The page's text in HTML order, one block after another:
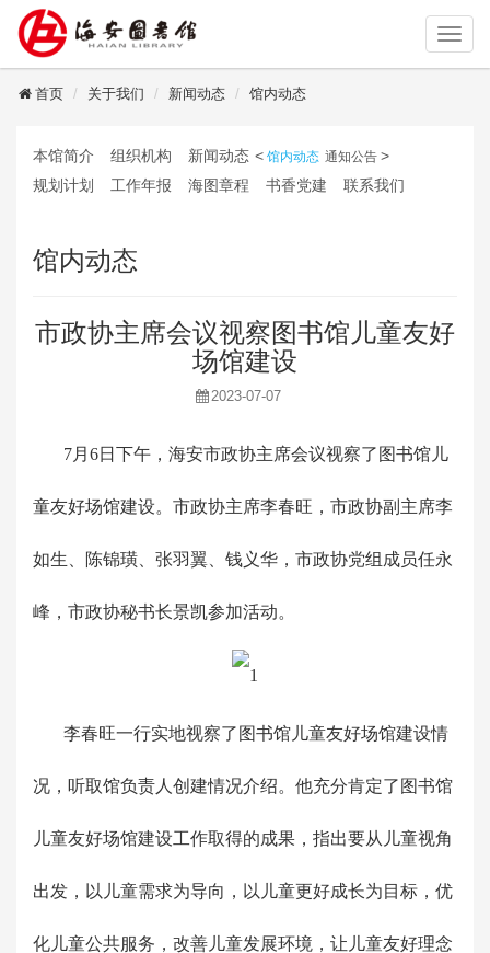
读者登录
首页 关于我们 新闻动态 馆内动态
本馆简介 组织机构 新闻动态 < 馆内动态 通知公告 >
规划计划
工作年报 海图章程 书香党建 联系我们
馆内动态
市政协主席会议视察图书馆儿童友好
场馆建设
2023-07-07
7月6日下午，海安市政协主席会议视察了图书馆儿
童友好场馆建设。市政协主席李春旺，市政协副主席李
如生、陈锦璜、张羽翼、钱义华，市政协党组成员任永
峰，市政协秘书长景凯参加活动。
李春旺一行实地视察了图书馆儿童友好场馆建设情
况，听取馆负责人创建情况介绍。他充分肯定了图书馆
儿童友好场馆建设工作取得的成果，指出要从儿童视角
出发，以儿童需求为导向，以儿童更好成长为目标，优
化儿童公共服务，改善儿童发展环境，让儿童友好理念